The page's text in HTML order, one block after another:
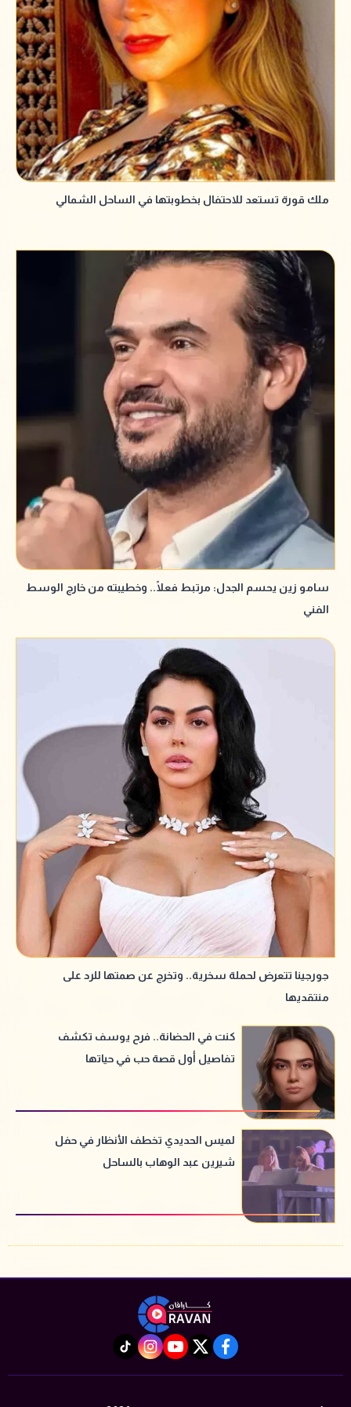
ملك قورة تستعد للاحتفال بخطوبتها في الساحل الشمالي
سامو زين يحسم الجدل: مرتبط فعلًا.. وخطيبته من خارج الوسط
الفني
جورجينا تتعرض لحملة سخرية.. وتخرج عن صمتها للرد على
منتقديها
كنت في الحضانة.. فرح يوسف تكشف
تفاصيل أول قصة حب في حياتها
لميس الحديدي تخطف الأنظار في حفل
شيرين عبد الوهاب بالساحل
facebook
twitter
youtube
instagram
tiktok